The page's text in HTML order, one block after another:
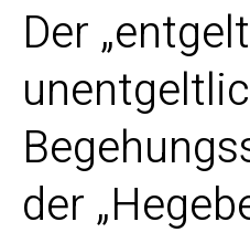
Der
der